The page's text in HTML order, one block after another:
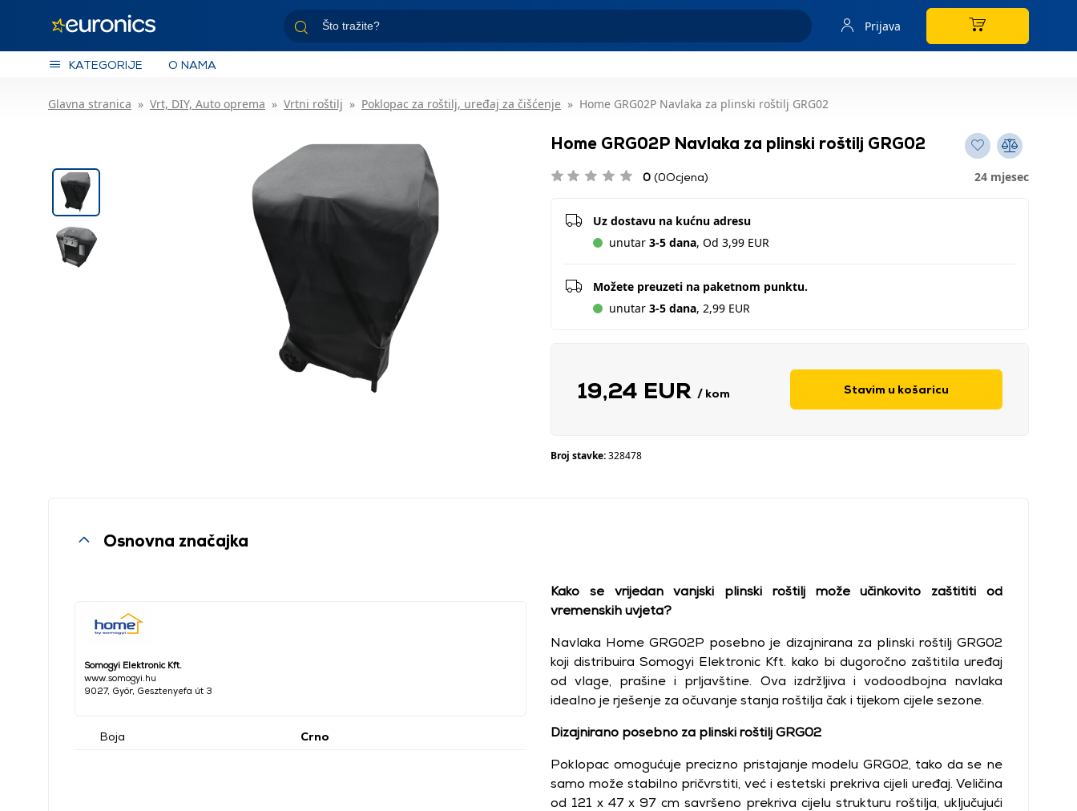
Prijava
KATEGORIJE O NAMA
Glavna stranica Vrt, DIY, Auto oprema Vrtni roštilj Poklopac za roštilj, uređaj za čišćenje Home GRG02P Navlaka za plinski roštilj GRG02
Home GRG02P Navlaka za plinski roštilj GRG02
0 (0Ocjena) 24 mjesec
Uz dostavu na kućnu adresu
unutar 3-5 dana, Od 3,99 EUR
Možete preuzeti na paketnom punktu.
unutar 3-5 dana, 2,99 EUR
19,24 EUR / kom Stavim u košaricu
Broj stavke:328478
Osnovna značajka
Somogyi Elektronic Kft.
www.somogyi.hu
9027, Győr, Gesztenyefa út 3
Boja Crno
Kako se vrijedan vanjski plinski roštilj može učinkovito zaštititi od
vremenskih uvjeta?
Navlaka Home GRG02P posebno je dizajnirana za plinski roštilj GRG02
koji distribuira Somogyi Elektronic Kft. kako bi dugoročno zaštitila uređaj
od vlage, prašine i prljavštine. Ova izdržljiva i vodoodbojna navlaka
idealno je rješenje za očuvanje stanja roštilja čak i tijekom cijele sezone.
Dizajnirano posebno za plinski roštilj GRG02
Poklopac omogućuje precizno pristajanje modelu GRG02, tako da se ne
samo može stabilno pričvrstiti, već i estetski prekriva cijeli uređaj. Veličina
od 121 x 47 x 97 cm savršeno prekriva cijelu strukturu roštilja, uključujući